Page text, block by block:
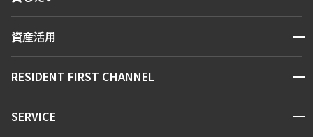
人気エリアから探す
新着情報から探す
お問い合わせ
資産活用 開閉
お問い合わせ
RESIDENT FIRST CHANNEL 開閉
マンションレポート
SERVICE 開閉